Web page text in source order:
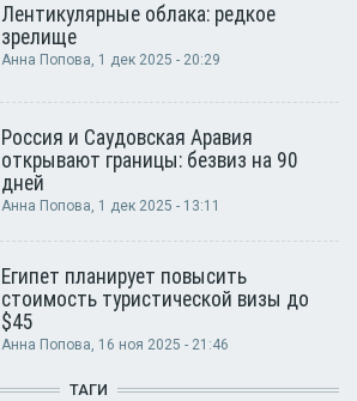
Лентикулярные облака: редкое
зрелище
Анна Попова , 1 дек 2025 - 20:29
Россия и Саудовская Аравия
открывают границы: безвиз на 90
дней
Анна Попова, 1 дек 2025 - 13:11
Египет планирует повысить
стоимость туристической визы до
$45
Анна Попова, 16 ноя 2025 - 21:46
ТАГИ